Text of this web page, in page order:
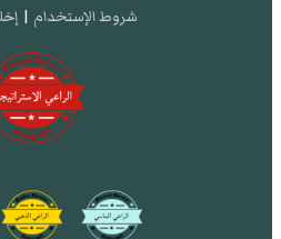
شروط الإستخدام |